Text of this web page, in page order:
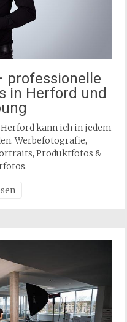
professionelle
in Herford und
kann ich in jedem
Werbefotografie,
Produktfotos &